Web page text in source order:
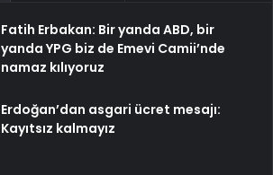
Fatih Erbakan: Bir yanda ABD, bir
yanda YPG biz de Emevi Camii’nde
namaz kılıyoruz
Erdoğan’dan asgari ücret mesajı:
Kayıtsız kalmayız